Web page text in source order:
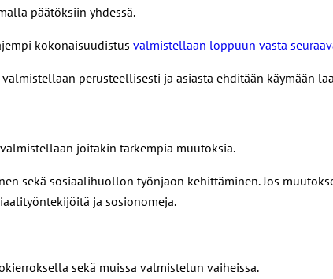
päätöksiin yhdessä.
kokonaisuudistus valmistellaan loppuun vasta
perusteellisesti ja asiasta ehditään käymään
joitakin tarkempia muutoksia.
sekä sosiaalihuollon työnjaon kehittäminen. Jos
ja sosionomeja.
sekä muissa valmistelun vaiheissa.